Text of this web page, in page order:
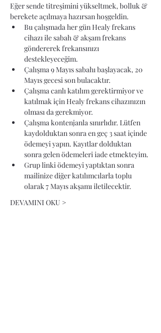
Eğer sende titreşimini yükseltmek, bolluk &
berekete açılmaya hazırsan hoşgeldin.
Bu çalışmada her gün Healy frekans
cihazı ile sabah & akşam frekans
göndererek frekansınızı
destekleyeceğim.
Çalışma 9 Mayıs sabahı başlayacak, 20
Mayıs gecesi son bulacaktır.
Çalışma canlı katılım gerektirmiyor ve
katılmak için Healy frekans cihazınızın
olması da gerekmiyor.
Çalışma kontenjanla sınırlıdır. Lütfen
kaydolduktan sonra en geç 3 saat içinde
ödemeyi yapın. Kayıtlar dolduktan
sonra gelen ödemeleri iade etmekteyim.
Grup linki ödemeyi yaptıktan sonra
mailinize diğer katılımcılarla toplu
olarak 7 Mayıs akşamı iletilecektir.
DEVAMINI OKU >